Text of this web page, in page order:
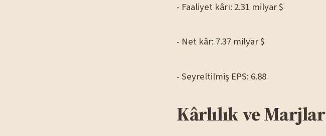
- Faaliyet kârı: 2.31 milyar $
- Net kâr: 7.37 milyar $
- Seyreltilmiş EPS: 6.88
Kârlılık ve Marjlar